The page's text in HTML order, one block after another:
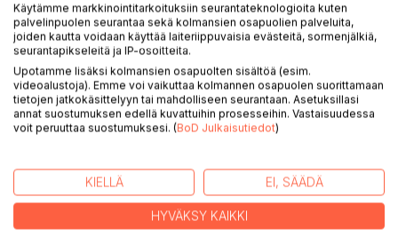
KUVAUS
Jokainen koira on tarinan arvoinen.
Tarinat ovat hyvin erilaisia keskenään, mutta jokaisessa
tarinassa on yhdistävänä tekijänä koira. Kun suhde koiraan
on kunnossa siitä voi seurata uskomattomia kokemuksia.
Koira on lemmikki ja perheenjäsen, joka voi pitää
Käytämme markkinointitarkoituksiin seurantateknologioita kuten
palvelinpuolen seurantaa sekä kolmansien osapuolien palveluita,
joiden kautta voidaan käyttää laiteriippuvaisia evästeitä, sormenjälkiä,
seurantapikseleitä ja IP-osoitteita.
Upotamme lisäksi kolmansien osapuolten sisältöä (esim.
videoalustoja). Emme voi vaikuttaa kolmannen osapuolen suorittamaan
tietojen jatkokäsittelyyn tai mahdolliseen seurantaan. Asetuksillasi
annat suostumuksen edellä kuvattuihin prosesseihin. Vastaisuudessa
voit peruuttaa suostumuksesi. (BoD Julkaisutiedot)
KIELLÄ EI, SÄÄDÄ
HYVÄKSY KAIKKI